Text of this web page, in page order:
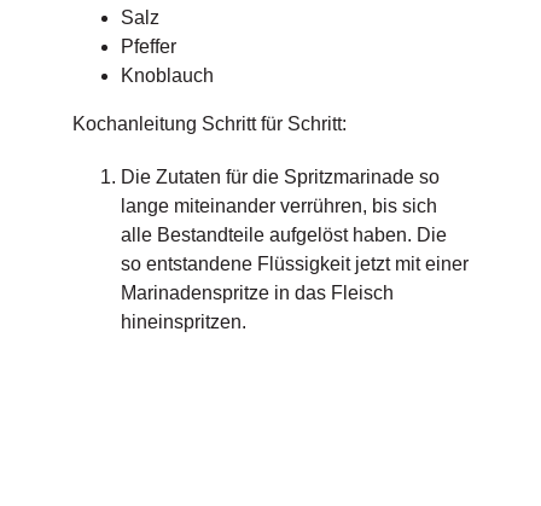
Salz
Pfeffer
Knoblauch
Kochanleitung Schritt für Schritt:
Die Zutaten für die Spritzmarinade so
lange miteinander verrühren, bis sich
alle Bestandteile aufgelöst haben. Die
so entstandene Flüssigkeit jetzt mit einer
Marinadenspritze in das Fleisch
hineinspritzen.